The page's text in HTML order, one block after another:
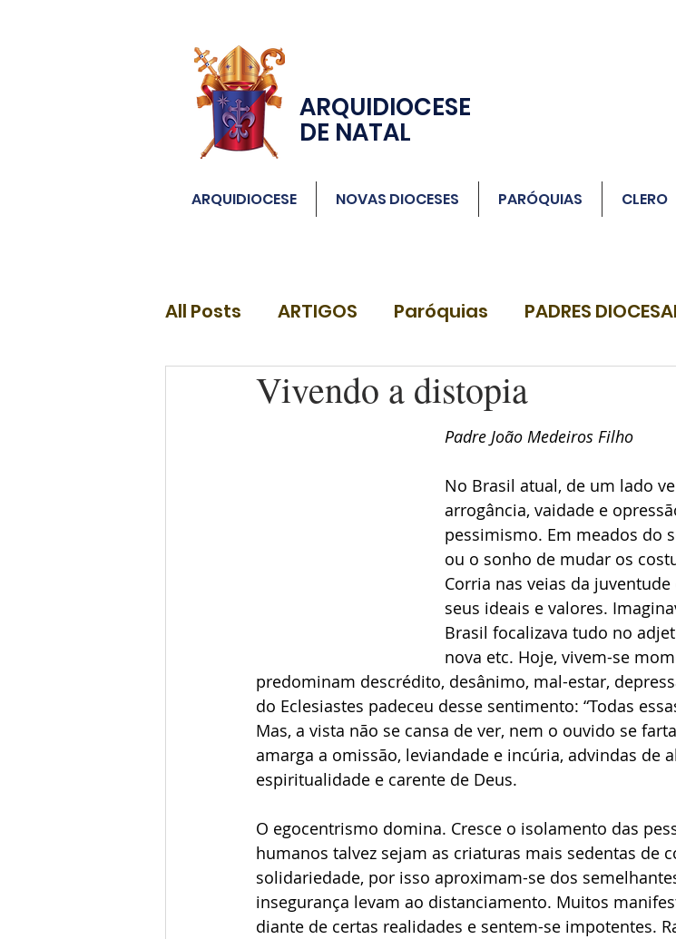
ARQUIDIOCESE
DE NATAL
ARQUIDIOCESE NOVAS DIOCESES PARÓQUIAS CLERO
All Posts ARTIGOS Paróquias PADRES
DIÁCONOSVivendo a distopia
Padre João Medeiros Filho
No Brasil atual, de um lado
arrogância, vaidade e
pessimismo. Em meados do
ou o sonho de mudar os
Corria nas veias da
seus ideais e valores.
Brasil focalizava tudo no
nova etc. Hoje, vivem-se
predominam descrédito, desânimo, mal-estar,
do Eclesiastes padeceu desse sentimento: “Todas
Mas, a vista não se cansa de ver, nem o ouvido se
amarga a omissão, leviandade e incúria, advindas de
espiritualidade e carente de Deus.
O egocentrismo domina. Cresce o isolamento das
humanos talvez sejam as criaturas mais sedentas de
solidariedade, por isso aproximam-se dos
insegurança levam ao distanciamento. Muitos
diante de certas realidades e sentem-se impotentes.